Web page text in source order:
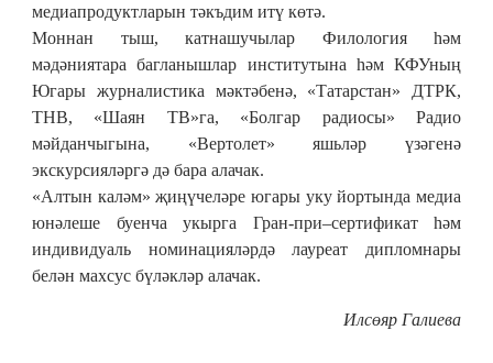
медиапродуктларын тәкъдим итү көтә.
Моннан тыш, катнашучылар Филология һәм
мәдәниятара багланышлар институтына һәм КФУның
Югары журналистика мәктәбенә, «Татарстан» ДТРК,
ТНВ, «Шаян ТВ»га, «Болгар радиосы» Радио
мәйданчыгына, «Вертолет» яшьләр үзәгенә
экскурсияләргә дә бара алачак.
«Алтын каләм» җиңүчеләре югары уку йортында медиа
юнәлеше буенча укырга Гран-при–сертификат һәм
индивидуаль номинацияләрдә лауреат дипломнары
белән махсус бүләкләр алачак.
Илсөяр Галиева